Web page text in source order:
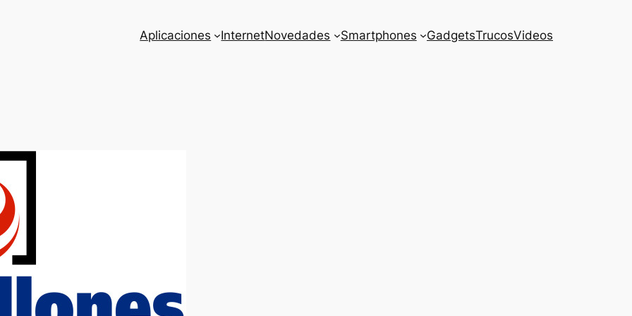
Aplicaciones InternetNovedades Smartphones GadgetsTrucosVideos